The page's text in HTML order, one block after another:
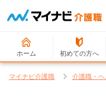
ホーム 初めての方へ
マイナビ介護職 介護職・ヘ